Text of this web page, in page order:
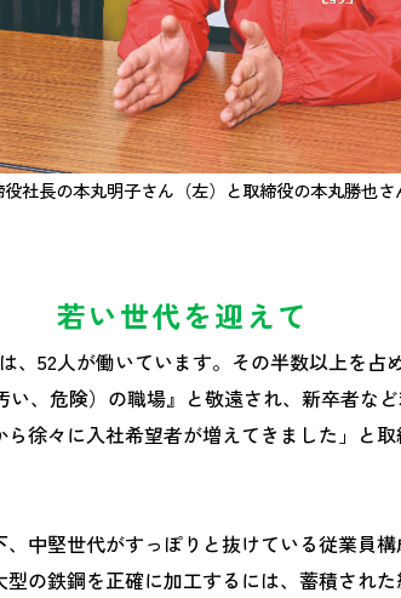
社長の本丸明子さん（左）と取締役の本丸勝也さ
若い世代を迎えて
、52人が働いています。その半数以上を占
、危険）の職場』と敬遠され、新卒者な
徐々に入社希望者が増えてきました」と
中堅世代がすっぽりと抜けている従業員
の鉄鋼を正確に加工するには、蓄積され